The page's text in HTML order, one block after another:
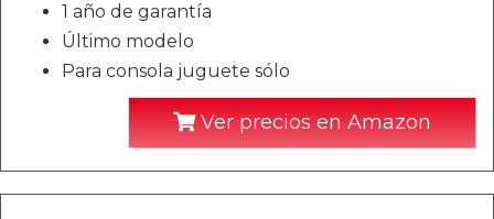
1 año de garantía
Último modelo
Para consola juguete sólo
Ver precios en Amazon